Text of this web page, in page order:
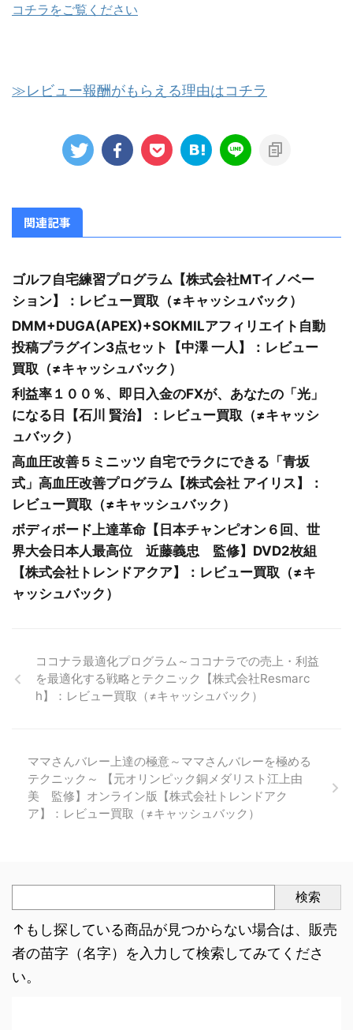
コチラをご覧ください
≫レビュー報酬がもらえる理由はコチラ
関連記事
ゴルフ自宅練習プログラム【株式会社MTイノベー
ション】：レビュー買取（≠キャッシュバック）
DMM+DUGA(APEX)+SOKMILアフィリエイト自動
投稿プラグイン3点セット【中澤 一人】：レビュー
買取（≠キャッシュバック）
利益率１００％、即日入金のFXが、あなたの「光」
になる日【石川 賢治】：レビュー買取（≠キャッシ
ュバック）
高血圧改善５ミニッツ 自宅でラクにできる「青坂
式」高血圧改善プログラム【株式会社 アイリス】：
レビュー買取（≠キャッシュバック）
ボディボード上達革命【日本チャンピオン６回、世
界大会日本人最高位 近藤義忠 監修】DVD2枚組
【株式会社トレンドアクア】：レビュー買取（≠キ
ャッシュバック）
ココナラ最適化プログラム～ココナラでの売上・利益
を最適化する戦略とテクニック【株式会社Resmarc
h】：レビュー買取（≠キャッシュバック）
ママさんバレー上達の極意～ママさんバレーを極める
テクニック～ 【元オリンピック銅メダリスト江上由
美 監修】オンライン版【株式会社トレンドアク
ア】：レビュー買取（≠キャッシュバック）
検索
↑もし探している商品が見つからない場合は、販売
者の苗字（名字）を入力して検索してみてくださ
い。